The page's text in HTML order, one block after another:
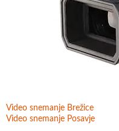
Video snemanje Brežice
Video snemanje Posavje